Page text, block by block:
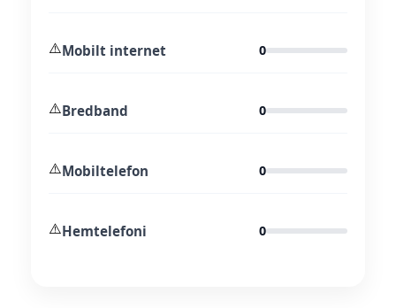
⚠️Mobilt internet 0
⚠️Bredband 0
⚠️Mobiltelefon 0
⚠️Hemtelefoni 0